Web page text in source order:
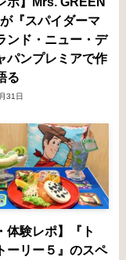
『スパイダーマ
ンド・ニュー・デ
パンプレミアで作
る
31日
体験レポ】『ト
ーリー５』のスペ